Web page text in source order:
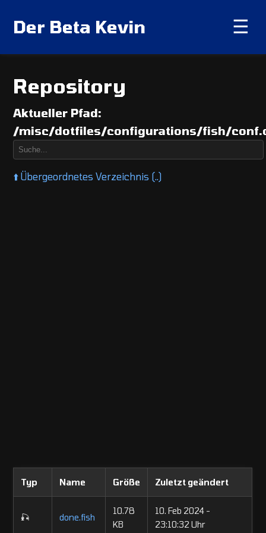
Der Beta Kevin ☰
Repository
Aktueller Pfad:
/misc/dotfiles/configurations/fish/
⬆️ Übergeordnetes Verzeichnis (..)
Typ Name Größe Zuletzt geändert
🎣 done.fish
10.78
KB
10. Feb 2024 -
23:10:32 Uhr